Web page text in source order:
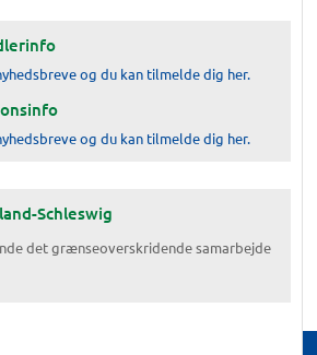
og du kan tilmelde dig her.
og du kan tilmelde dig her.
Schleswig
det grænseoverskridende samarbejde